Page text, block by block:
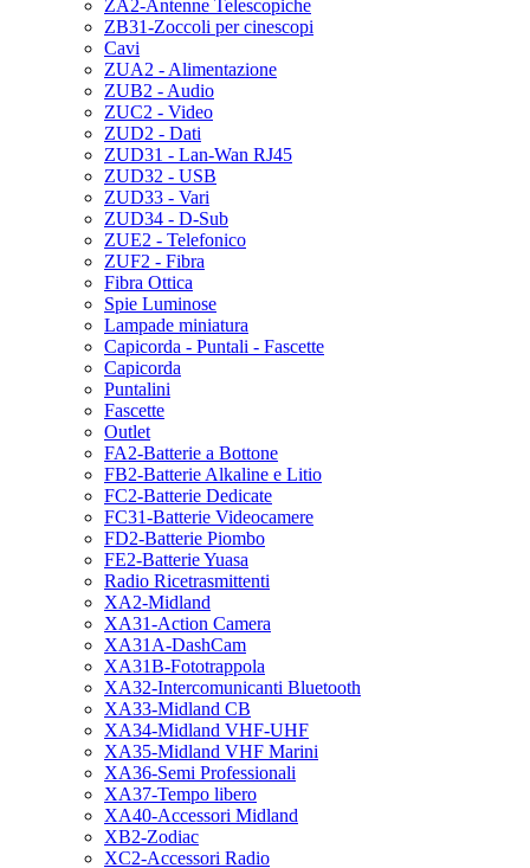
ZA2-Antenne Telescopiche
ZB31-Zoccoli per cinescopi
Cavi
ZUA2 - Alimentazione
ZUB2 - Audio
ZUC2 - Video
ZUD2 - Dati
ZUD31 - Lan-Wan RJ45
ZUD32 - USB
ZUD33 - Vari
ZUD34 - D-Sub
ZUE2 - Telefonico
ZUF2 - Fibra
Fibra Ottica
Spie Luminose
Lampade miniatura
Capicorda - Puntali - Fascette
Capicorda
Puntalini
Fascette
Outlet
FA2-Batterie a Bottone
FB2-Batterie Alkaline e Litio
FC2-Batterie Dedicate
FC31-Batterie Videocamere
FD2-Batterie Piombo
FE2-Batterie Yuasa
Radio Ricetrasmittenti
XA2-Midland
XA31-Action Camera
XA31A-DashCam
XA31B-Fototrappola
XA32-Intercomunicanti Bluetooth
XA33-Midland CB
XA34-Midland VHF-UHF
XA35-Midland VHF Marini
XA36-Semi Professionali
XA37-Tempo libero
XA40-Accessori Midland
XB2-Zodiac
XC2-Accessori Radio